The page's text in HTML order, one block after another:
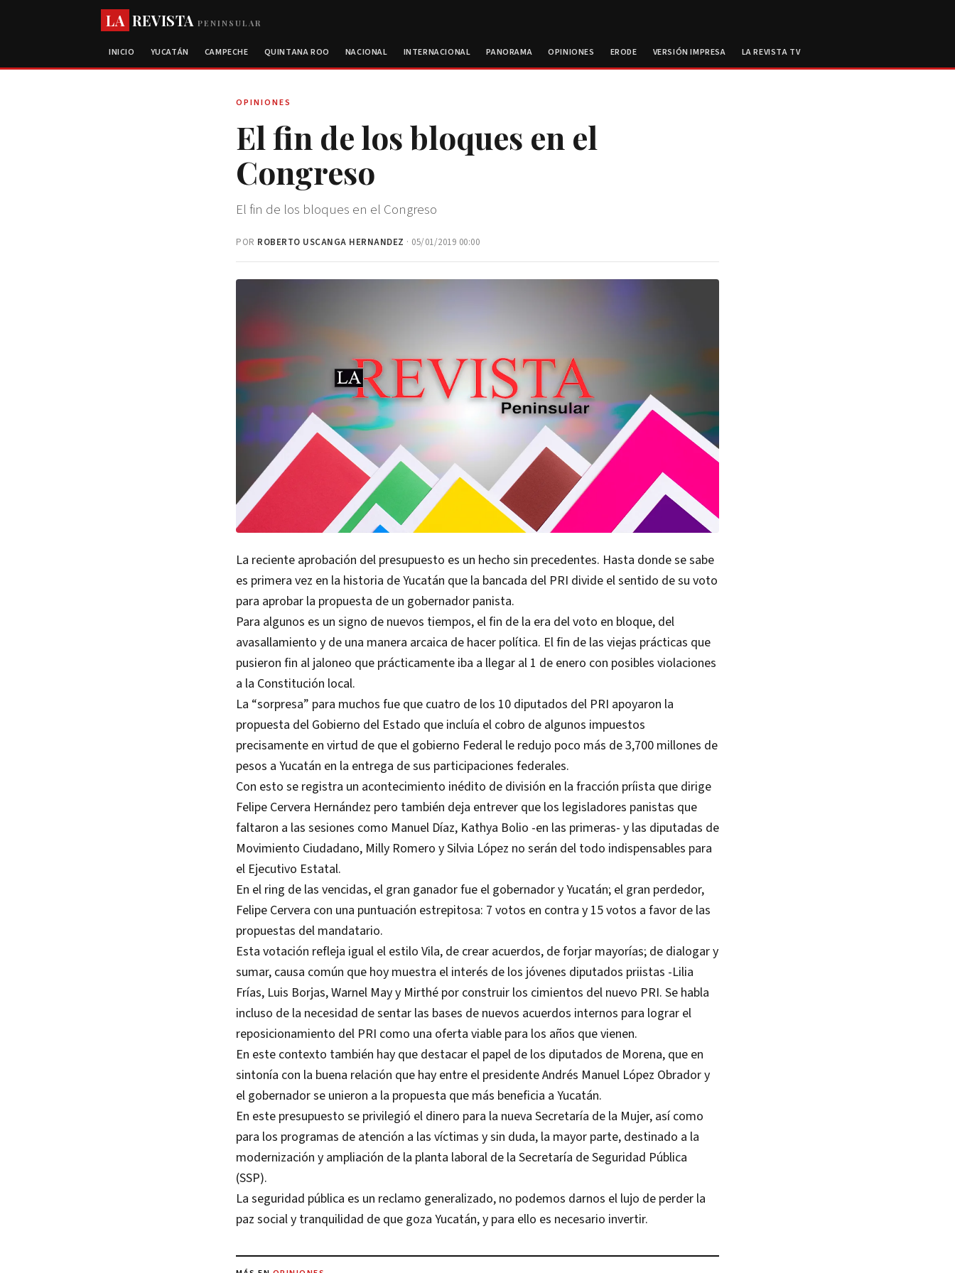
LA REVISTAPENINSULAR
INICIO YUCATÁN CAMPECHE QUINTANA ROO NACIONAL INTERNACIONAL PANORAMA OPINIONES ERODE VERSIÓN IMPRESA LA REVISTA TV
OPINIONES
El fin de los bloques en el
Congreso
El fin de los bloques en el Congreso
POR ROBERTO USCANGA HERNANDEZ · 05/01/2019 00:00
La reciente aprobación del presupuesto es un hecho sin precedentes. Hasta donde se sabe
es primera vez en la historia de Yucatán que la bancada del PRI divide el sentido de su voto
para aprobar la propuesta de un gobernador panista.
Para algunos es un signo de nuevos tiempos, el fin de la era del voto en bloque, del
avasallamiento y de una manera arcaica de hacer política. El fin de las viejas prácticas que
pusieron fin al jaloneo que prácticamente iba a llegar al 1 de enero con posibles violaciones
a la Constitución local.
La “sorpresa” para muchos fue que cuatro de los 10 diputados del PRI apoyaron la
propuesta del Gobierno del Estado que incluía el cobro de algunos impuestos
precisamente en virtud de que el gobierno Federal le redujo poco más de 3,700 millones de
pesos a Yucatán en la entrega de sus participaciones federales.
Con esto se registra un acontecimiento inédito de división en la fracción príista que dirige
Felipe Cervera Hernández pero también deja entrever que los legisladores panistas que
faltaron a las sesiones como Manuel Díaz, Kathya Bolio -en las primeras- y las diputadas de
Movimiento Ciudadano, Milly Romero y Silvia López no serán del todo indispensables para
el Ejecutivo Estatal.
En el ring de las vencidas, el gran ganador fue el gobernador y Yucatán; el gran perdedor,
Felipe Cervera con una puntuación estrepitosa: 7 votos en contra y 15 votos a favor de las
propuestas del mandatario.
Esta votación refleja igual el estilo Vila, de crear acuerdos, de forjar mayorías; de dialogar y
sumar, causa común que hoy muestra el interés de los jóvenes diputados priistas -Lilia
Frías, Luis Borjas, Warnel May y Mirthé por construir los cimientos del nuevo PRI. Se habla
incluso de la necesidad de sentar las bases de nuevos acuerdos internos para lograr el
reposicionamiento del PRI como una oferta viable para los años que vienen.
En este contexto también hay que destacar el papel de los diputados de Morena, que en
sintonía con la buena relación que hay entre el presidente Andrés Manuel López Obrador y
el gobernador se unieron a la propuesta que más beneficia a Yucatán.
En este presupuesto se privilegió el dinero para la nueva Secretaría de la Mujer, así como
para los programas de atención a las víctimas y sin duda, la mayor parte, destinado a la
modernización y ampliación de la planta laboral de la Secretaría de Seguridad Pública
(SSP).
La seguridad pública es un reclamo generalizado, no podemos darnos el lujo de perder la
paz social y tranquilidad de que goza Yucatán, y para ello es necesario invertir.